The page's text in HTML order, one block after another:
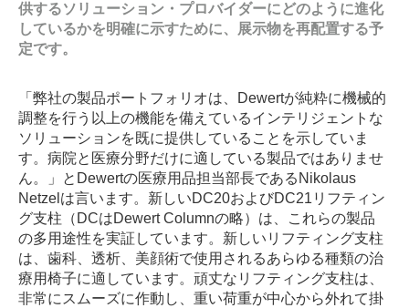
供するソリューション・プロバイダーにどのように進化
しているかを明確に示すために、展示物を再配置する予
定です。
「弊社の製品ポートフォリオは、Dewertが純粋に機械的
調整を行う以上の機能を備えているインテリジェントな
ソリューションを既に提供していることを示していま
す。病院と医療分野だけに適している製品ではありませ
ん。」とDewertの医療用品担当部長であるNikolaus
Netzelは言います。新しいDC20およびDC21リフティン
グ支柱（DCはDewert Columnの略）は、これらの製品
の多用途性を実証しています。新しいリフティング支柱
は、歯科、透析、美顔術で使用されるあらゆる種類の治
療用椅子に適しています。頑丈なリフティング支柱は、
非常にスムーズに作動し、重い荷重が中心から外れて掛